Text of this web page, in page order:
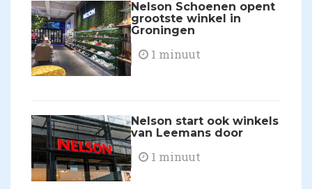
Nelson Schoenen opent
grootste winkel in
Groningen
1 minuut
Nelson start ook winkels
van Leemans door
1 minuut